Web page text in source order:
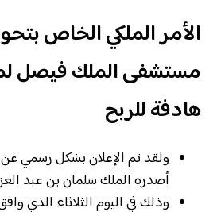
الأمر الملكي الخاص
مستشفى الملك فيصل
هادفة للربح
ولقد تم الإعلان بشكل رسمي عن
أصدره الملك سلمان بن عبد
وذلك في اليوم الثلاثاء الذي